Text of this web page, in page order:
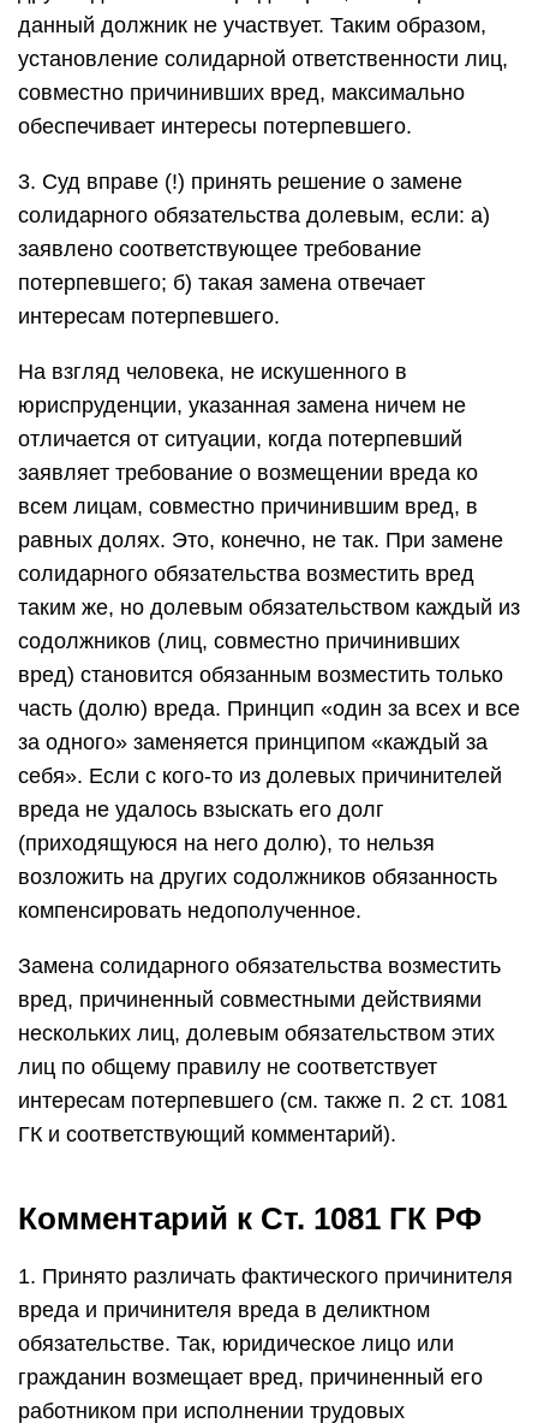
данный должник не участвует. Таким образом,
установление солидарной ответственности лиц,
совместно причинивших вред, максимально
обеспечивает интересы потерпевшего.
3. Суд вправе (!) принять решение о замене
солидарного обязательства долевым, если: а)
заявлено соответствующее требование
потерпевшего; б) такая замена отвечает
интересам потерпевшего.
На взгляд человека, не искушенного в
юриспруденции, указанная замена ничем не
отличается от ситуации, когда потерпевший
заявляет требование о возмещении вреда ко
всем лицам, совместно причинившим вред, в
равных долях. Это, конечно, не так. При замене
солидарного обязательства возместить вред
таким же, но долевым обязательством каждый из
содолжников (лиц, совместно причинивших
вред) становится обязанным возместить только
часть (долю) вреда. Принцип «один за всех и все
за одного» заменяется принципом «каждый за
себя». Если с кого-то из долевых причинителей
вреда не удалось взыскать его долг
(приходящуюся на него долю), то нельзя
возложить на других содолжников обязанность
компенсировать недополученное.
Замена солидарного обязательства возместить
вред, причиненный совместными действиями
нескольких лиц, долевым обязательством этих
лиц по общему правилу не соответствует
интересам потерпевшего (см. также п. 2 ст. 1081
ГК и соответствующий комментарий).
Комментарий к Ст. 1081 ГК РФ
1. Принято различать фактического причинителя
вреда и причинителя вреда в деликтном
обязательстве. Так, юридическое лицо или
гражданин возмещает вред, причиненный его
работником при исполнении трудовых